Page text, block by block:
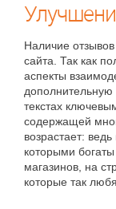
Наличие
сайта. Так как
аспекты
текстах
содержащей
возрастает:
которыми
магазинов, на
которые так